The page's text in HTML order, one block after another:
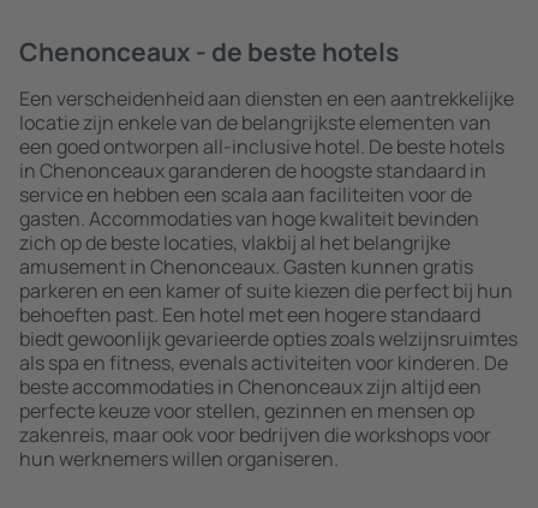
Chenonceaux - de beste hotels
Een verscheidenheid aan diensten en een aantrekkelijke
locatie zijn enkele van de belangrijkste elementen van
een goed ontworpen all-inclusive hotel. De beste hotels
in Chenonceaux garanderen de hoogste standaard in
service en hebben een scala aan faciliteiten voor de
gasten. Accommodaties van hoge kwaliteit bevinden
zich op de beste locaties, vlakbij al het belangrijke
amusement in Chenonceaux. Gasten kunnen gratis
parkeren en een kamer of suite kiezen die perfect bij hun
behoeften past. Een hotel met een hogere standaard
biedt gewoonlijk gevarieerde opties zoals welzijnsruimtes
als spa en fitness, evenals activiteiten voor kinderen. De
beste accommodaties in Chenonceaux zijn altijd een
perfecte keuze voor stellen, gezinnen en mensen op
zakenreis, maar ook voor bedrijven die workshops voor
hun werknemers willen organiseren.